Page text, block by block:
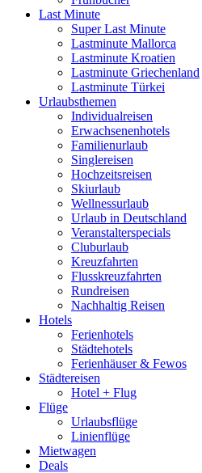
Last Minute
Super Last Minute
Lastminute Mallorca
Lastminute Kroatien
Lastminute Griechenland
Lastminute Türkei
Urlaubsthemen
Individualreisen
Erwachsenenhotels
Familienurlaub
Singlereisen
Hochzeitsreisen
Skiurlaub
Wellnessurlaub
Urlaub in Deutschland
Veranstalterspecials
Cluburlaub
Kreuzfahrten
Flusskreuzfahrten
Rundreisen
Nachhaltig Reisen
Hotels
Ferienhotels
Städtehotels
Ferienhäuser & Fewos
Städtereisen
Hotel + Flug
Flüge
Urlaubsflüge
Linienflüge
Mietwagen
Deals